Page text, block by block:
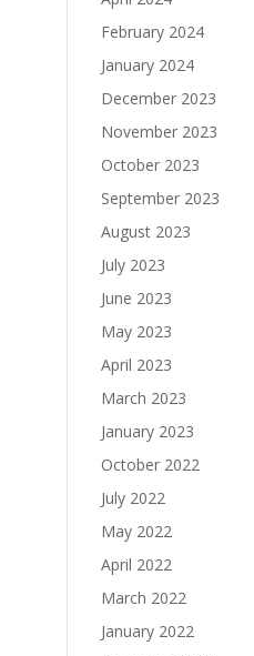
February 2024
January 2024
December 2023
November 2023
October 2023
September 2023
August 2023
July 2023
June 2023
May 2023
April 2023
March 2023
January 2023
October 2022
July 2022
May 2022
April 2022
March 2022
January 2022